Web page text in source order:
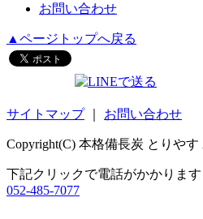
お問い合わせ
▲ページトップへ戻る
サイトマップ｜ お問い合わせ
Copyright(C) 本格備長炭 とりやす
下記クリックで電話がかかります
052-485-7077